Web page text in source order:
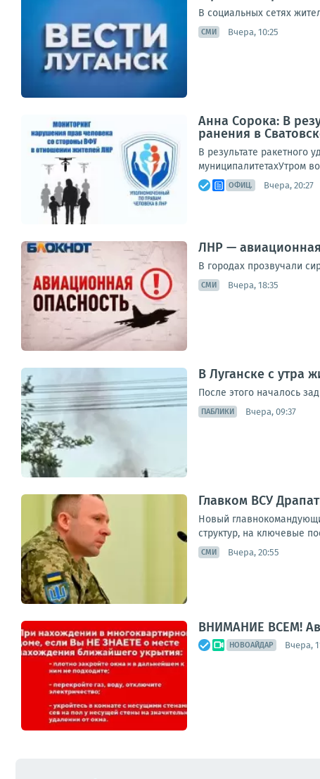
В социальных сетях
СМИ Вчера, 10:25
Анна Сорока: В
ранения в
В результате ракетного
муниципалитетахУтром
ОФИЦ. Вчера, 20:27
ЛНР —
В городах прозвучали
СМИ Вчера, 18:35
В Луганске с утра
После этого началось
ПАБЛИКИ Вчера, 09:37
Главком ВСУ
Новый
структур, на ключевые
СМИ Вчера, 20:55
ВНИМАНИЕ ВСЕМ!
НОВОАЙДАР Вчера,